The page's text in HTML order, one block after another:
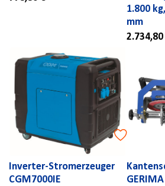
1.800
mm
Inverter-Stromerzeuger
CGM7000IE